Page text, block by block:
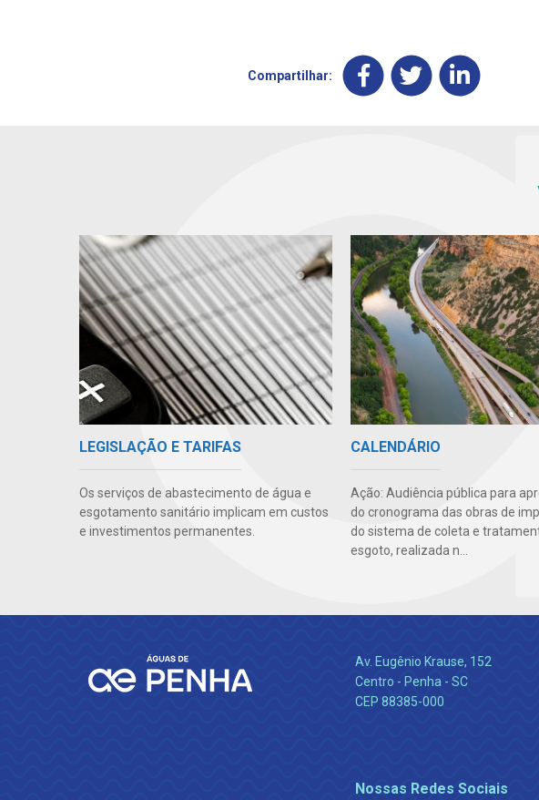
Compartilhar:
LEGISLAÇÃO E TARIFAS
Os serviços de abastecimento de água e
esgotamento sanitário implicam em custos
e investimentos permanentes.
CALENDÁRIO
Ação: Audiência pública para
do cronograma das obras de
do sistema de coleta e
esgoto, realizada n...
Av. Eugênio Krause, 152
Centro - Penha - SC
CEP 88385-000
Nossas Redes Sociais